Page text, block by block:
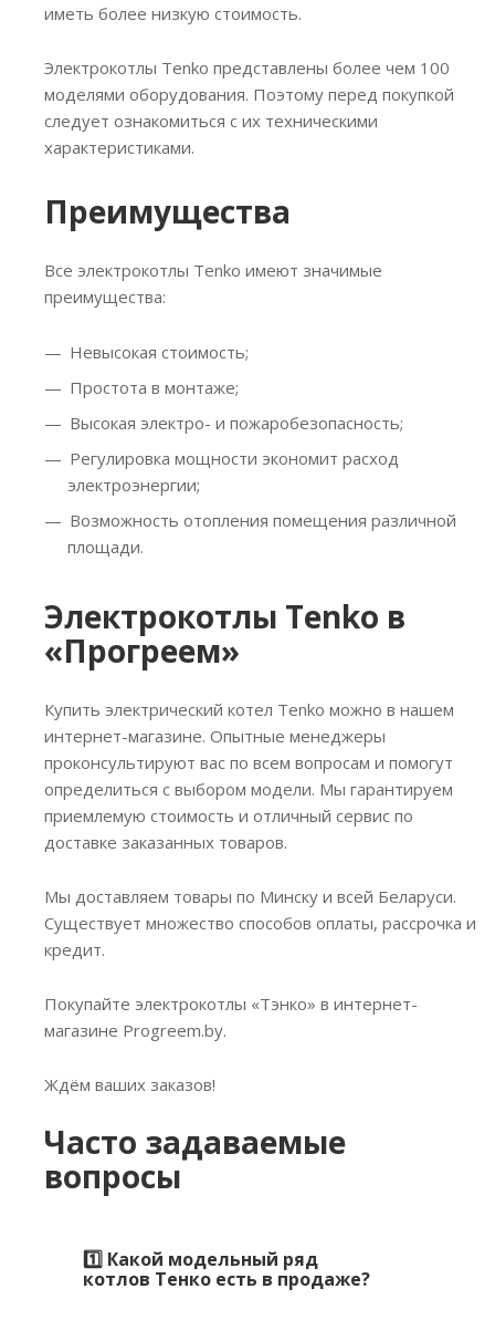
иметь более низкую стоимость.
Электрокотлы Tenko представлены более чем 100
моделями оборудования. Поэтому перед покупкой
следует ознакомиться с их техническими
характеристиками.
Преимущества
Все электрокотлы Tenko имеют значимые
преимущества:
Невысокая стоимость;
Простота в монтаже;
Высокая электро- и пожаробезопасность;
Регулировка мощности экономит расход
электроэнергии;
Возможность отопления помещения различной
площади.
Электрокотлы Tenko в
«Прогреем»
Купить электрический котел Tenko можно в нашем
интернет-магазине. Опытные менеджеры
проконсультируют вас по всем вопросам и помогут
определиться с выбором модели. Мы гарантируем
приемлемую стоимость и отличный сервис по
доставке заказанных товаров.
Мы доставляем товары по Минску и всей Беларуси.
Существует множество способов оплаты, рассрочка и
кредит.
Покупайте электрокотлы «Тэнко» в интернет-
магазине Progreem.by.
Ждём ваших заказов!
Часто задаваемые
вопросы
1️⃣ Какой модельный ряд
котлов Тенко есть в продаже?